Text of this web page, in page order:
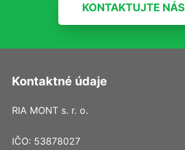
KONTAKTUJTE NÁS
Kontaktné údaje
RIA MONT s. r. o.
IČO: 53878027